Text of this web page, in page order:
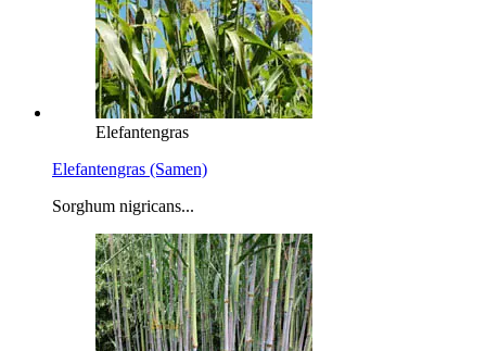
Elefantengras
Elefantengras (Samen)
Sorghum nigricans...